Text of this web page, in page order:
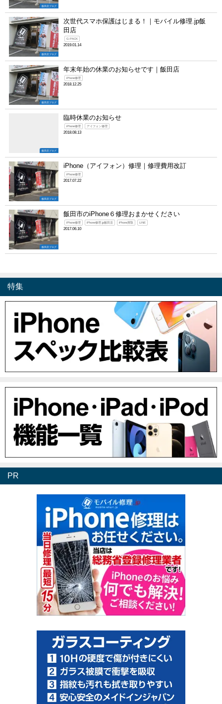
飯田店ブログ
飯田店ブログ
次世代スマホ保護はじまる！｜モバイル修理.jp飯
田店
G-PACK
2019.01.14
飯田店ブログ
年末年始の休業のお知らせです｜飯田店
iPhone修理
2018.12.25
飯田店ブログ
臨時休業のお知らせ
iPhone修理 アイフォン修理
2018.08.13
飯田店ブログ
iPhone（アイフォン）修理｜修理費用改訂
iPhone修理
2017.07.22
飯田店ブログ
飯田市のiPhone６修理おまかせください
iPhone修理 iPhone修理.jp飯田店 iPhone買取 LINE
2017.06.10
特集
PR